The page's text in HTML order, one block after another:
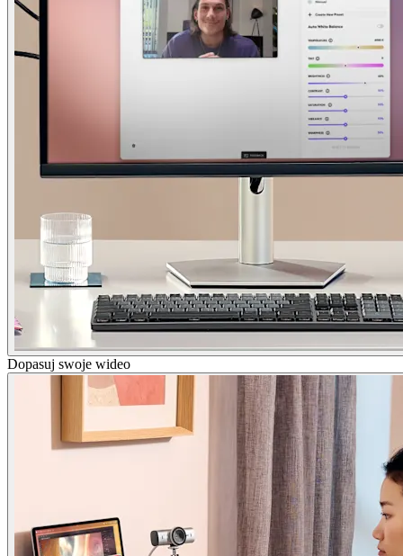
Dopasuj swoje wideo